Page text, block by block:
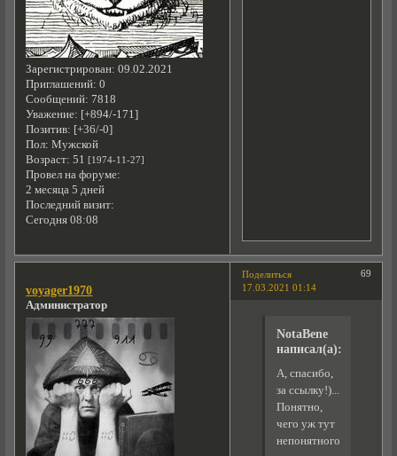
Зарегистрирован: 09.02.2021
Приглашений: 0
Сообщений: 7818
Уважение: [+894/-171]
Позитив: [+36/-0]
Пол: Мужской
Возраст: 51[1974-11-27]
Провел на форуме:
2 месяца 5 дней
Последний визит:
Сегодня 08:08
Поделиться
69
17.03.2021 01:14
voyager1970
Администратор
NotaBene
написал(а):
А, спасибо,
за ссылку!)...
Понятно,
чего уж тут
непонятного?